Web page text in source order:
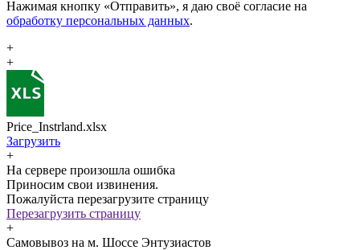
Нажимая кнопку «Отправить», я даю своё согласие на
обработку персональных данных.
+
+
Price_Instrland.xlsx
Загрузить
+
На сервере произошла ошибка
Приносим свои извинения.
Пожалуйста перезагрузите страницу
Перезагрузить страницу
+
Самовывоз на м. Шоссе Энтузиастов